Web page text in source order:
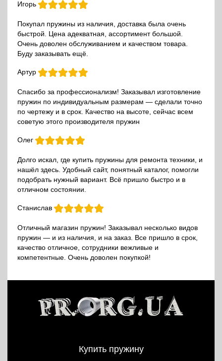
Игорь
Покупал пружины из наличия, доставка была очень
быстрой. Цена адекватная, ассортимент большой.
Очень доволен обслуживанием и качеством товара.
Буду заказывать ещё.
Артур
Спасибо за профессионализм! Заказывал изготовление
пружин по индивидуальным размерам — сделали точно
по чертежу и в срок. Качество на высоте, сейчас всем
советую этого производителя пружин
Олег
Долго искал, где купить пружины для ремонта техники, и
нашёл здесь. Удобный сайт, понятный каталог, помогли
подобрать нужный вариант. Всё пришло быстро и в
отличном состоянии.
Станислав
Отличный магазин пружин! Заказывал несколько видов
пружин — и из наличия, и на заказ. Все пришло в срок,
качество отличное, сотрудники вежливые и
компетентные. Очень доволен покупкой!
Купить пружину